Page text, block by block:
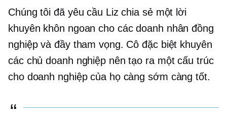
Chúng tôi đã yêu cầu Liz chia sẻ một lời
khuyên khôn ngoan cho các doanh nhân đồng
nghiệp và đầy tham vọng. Cô đặc biệt khuyên
các chủ doanh nghiệp nên tạo ra một cấu trúc
cho doanh nghiệp của họ càng sớm càng tốt.